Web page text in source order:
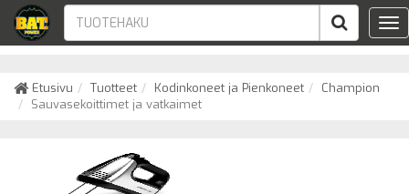
Etusivu Tuotteet Kodinkoneet ja Pienkoneet
Champion
Sauvasekoittimet ja vatkaimet